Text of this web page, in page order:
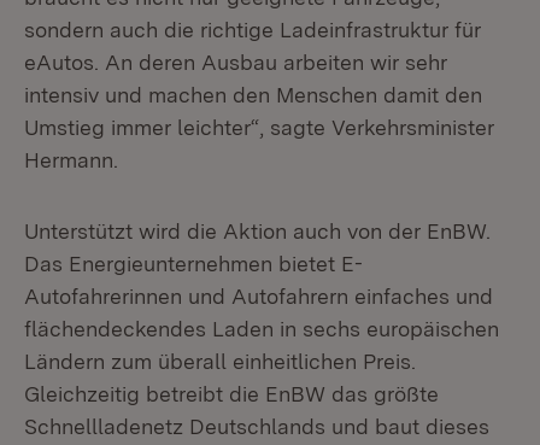
sondern auch die richtige Ladeinfrastruktur für
eAutos. An deren Ausbau arbeiten wir sehr
intensiv und machen den Menschen damit den
Umstieg immer leichter“, sagte Verkehrsminister
Hermann.
Unterstützt wird die Aktion auch von der EnBW.
Das Energieunternehmen bietet E-
Autofahrerinnen und Autofahrern einfaches und
flächendeckendes Laden in sechs europäischen
Ländern zum überall einheitlichen Preis.
Gleichzeitig betreibt die EnBW das größte
Schnellladenetz Deutschlands und baut dieses